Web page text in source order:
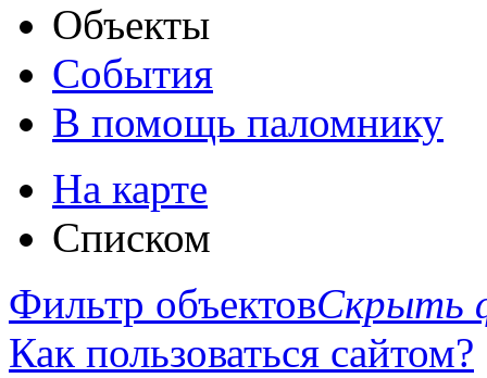
Объекты
События
В помощь паломнику
На карте
Списком
Фильтр объектовСкрыть
Как пользоваться сайтом?